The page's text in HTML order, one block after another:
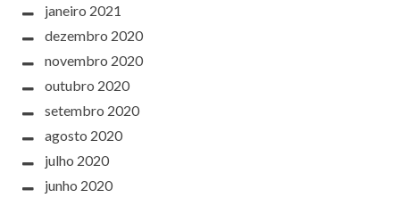
janeiro 2021
dezembro 2020
novembro 2020
outubro 2020
setembro 2020
agosto 2020
julho 2020
junho 2020